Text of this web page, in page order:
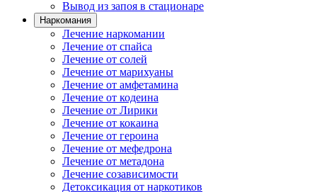
Вывод из запоя в стационаре
Наркомания
Лечение наркомании
Лечение от спайса
Лечение от солей
Лечение от марихуаны
Лечение от амфетамина
Лечение от кодеина
Лечение от Лирики
Лечение от кокаина
Лечение от героина
Лечение от мефедрона
Лечение от метадона
Лечение созависимости
Детоксикация от наркотиков